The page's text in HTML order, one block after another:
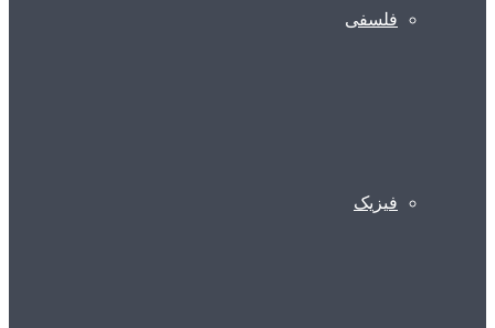
فلسفی
فیزیک